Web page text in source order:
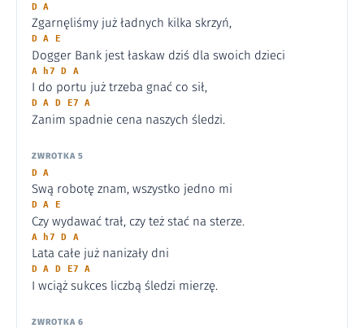
D A
Zgarnęliśmy już ładnych kilka skrzyń,
D A E
Dogger Bank jest łaskaw dziś dla swoich dzieci
A h7 D A
I do portu już trzeba gnać co sił,
D A D E7 A
Zanim spadnie cena naszych śledzi.
ZWROTKA 5
D A
Swą robotę znam, wszystko jedno mi
D A E
Czy wydawać trał, czy też stać na sterze.
A h7 D A
Lata całe już nanizały dni
D A D E7 A
I wciąż sukces liczbą śledzi mierzę.
ZWROTKA 6